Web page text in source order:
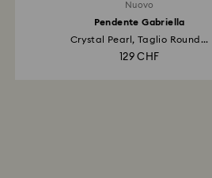
Nuovo
Pendente Gabriella
Crystal Pearl, Taglio Round...
129 CHF